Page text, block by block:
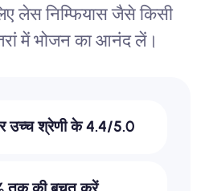
लेस निम्फियास जैसे किसी
में भोजन का आनंद लें।
उच्च श्रेणी के 4.4/5.0